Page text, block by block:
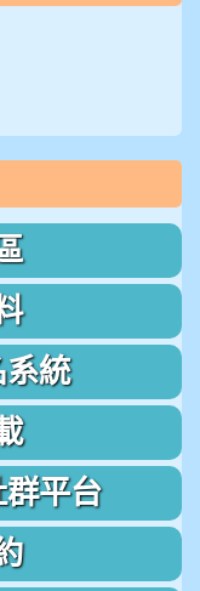
統
平台